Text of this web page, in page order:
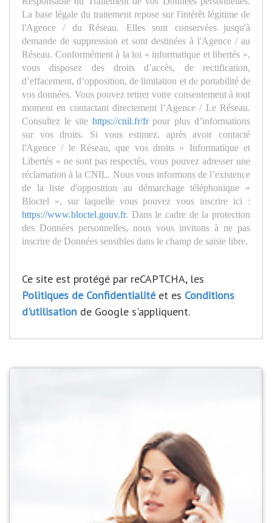
La base légale du traitement repose sur l'intérêt légitime de
l'Agence / du Réseau. Elles sont conservées jusqu'à
demande de suppression et sont destinées à l'Agence / au
Réseau. Conformément à la loi « informatique et libertés »,
vous disposez des droits d’accès, de rectification,
d’effacement, d’opposition, de limitation et de portabilité de
vos données. Vous pouvez retirer votre consentement à tout
moment en contactant directement l’Agence / Le Réseau.
Consultez le site https://cnil.fr/frpour plus d’informations
sur vos droits. Si vous estimez, après avoir contacté
l'Agence / le Réseau, que vos droits « Informatique et
Libertés » ne sont pas respectés, vous pouvez adresser une
réclamation à la CNIL. Nous vous informons de l’existence
de la liste d'opposition au démarchage téléphonique «
Bloctel », sur laquelle vous pouvez vous inscrire ici :
https://www.bloctel.gouv.fr. Dans le cadre de la protection
des Données personnelles, nous vous invitons à ne pas
inscrire de Données sensibles dans le champ de saisie libre.
Ce site est protégé par reCAPTCHA, les
Politiques de Confidentialitéet es Conditions
d'utilisation de Google s'appliquent.